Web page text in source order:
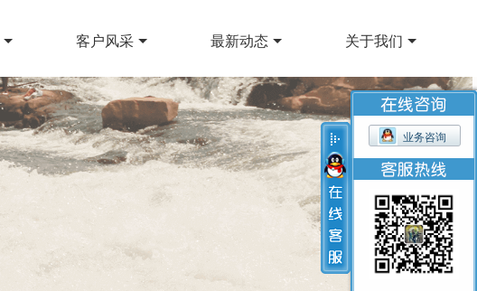
客户风采 最新动态 关于我们
业务咨询